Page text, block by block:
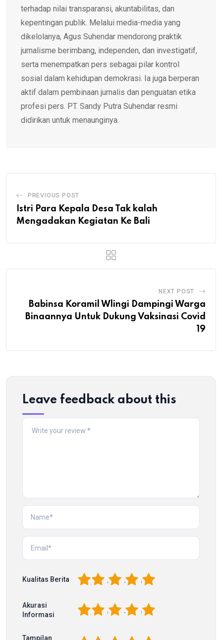
terhadap nilai transparansi, akuntabilitas, dan
kepentingan publik. Melalui media-media yang
dikelolanya, Agus Suhendar mendorong praktik
jurnalisme berimbang, independen, dan investigatif,
serta menempatkan pers sebagai pilar kontrol
sosial dalam kehidupan demokrasi. Ia juga berperan
aktif dalam pembinaan jurnalis dan penguatan etika
profesi pers. PT. Sandy Putra Suhendar resmi
didirikan untuk menaunginya.
PREVIOUS POST
Istri Para Kepala Desa Tak kalah
Mengadakan Kegiatan Ke Bali
NEXT POST
Babinsa Koramil Wlingi Dampingi Warga
Binaannya Untuk Dukung Vaksinasi Covid
19
Leave feedback about this
Kualitas Berita 5
4
3
2
Akurasi
Informasi
5
4
3
2
Tampilan